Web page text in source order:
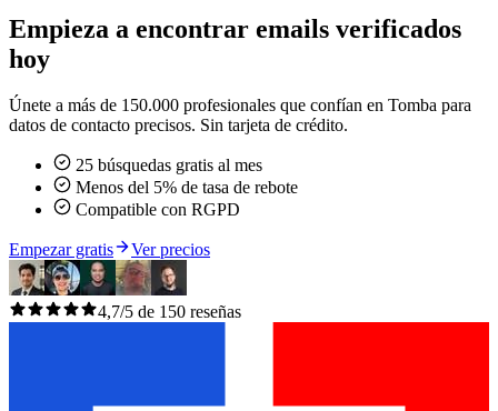
Empieza a encontrar emails verificados
hoy
Únete a más de 150.000 profesionales que confían en Tomba para
datos de contacto precisos. Sin tarjeta de crédito.
25 búsquedas gratis al mes
Menos del 5% de tasa de rebote
Compatible con RGPD
Empezar gratis Ver precios
4,7/5 de 150 reseñas